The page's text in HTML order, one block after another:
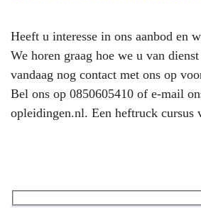
Heeft u interesse in ons aanbod en
We horen graag hoe we u van
vandaag nog contact met ons op
Bel ons op 0850605410 of e-mail
opleidingen.nl. Een heftruck cursus